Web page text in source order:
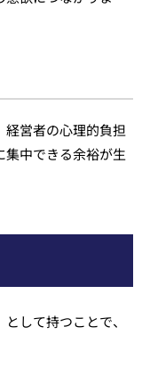
経営者の心理的負担
集中できる余裕が生
して持つことで、